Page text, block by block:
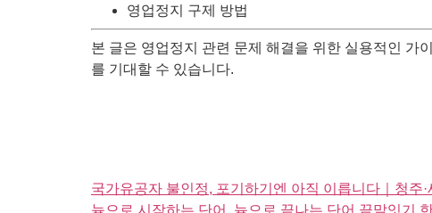
영업정지 구제 방법
본 글은 영업정지 관련 문제 해결을 위한 실용적인 가
를 기대할 수 있습니다.
국가유공자 불인정, 포기하기엔 아직 이릅니다｜청주